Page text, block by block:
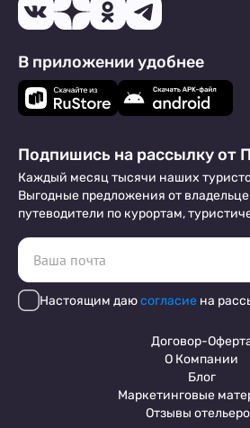
В приложении удобнее
Подпишись на рассылку от
Каждый месяц тысячи наших
Выгодные предложения от
путеводители по курортам,
Настоящим даюсогласие на
Договор-
О Компании
Блог
Маркетинговые
Отзывы